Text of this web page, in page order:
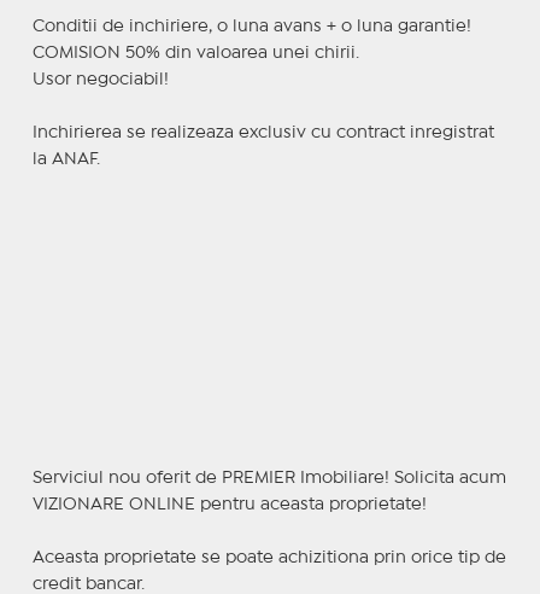
Conditii de inchiriere, o luna avans + o luna garantie!
COMISION 50% din valoarea unei chirii.
Usor negociabil!
Inchirierea se realizeaza exclusiv cu contract inregistrat
la ANAF.
Serviciul nou oferit de PREMIER Imobiliare! Solicita acum
VIZIONARE ONLINE pentru aceasta proprietate!
Aceasta proprietate se poate achizitiona prin orice tip de
credit bancar.